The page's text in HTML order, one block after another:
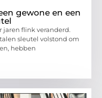
gewone en een
jaren flink veranderd.
sleutel volstond om
hebben